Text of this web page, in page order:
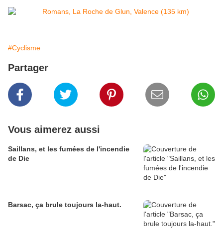
#Cyclisme
Partager
Vous aimerez aussi
Saillans, et les fumées de l'incendie
de Die
Barsac, ça brule toujours la-haut.